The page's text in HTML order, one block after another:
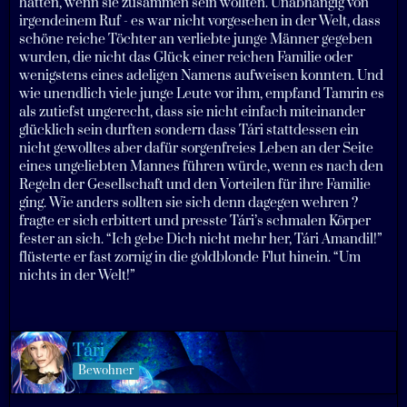
irgendeinem Ruf - es war nicht vorgesehen in der Welt, dass
schöne reiche Töchter an verliebte junge Männer gegeben
wurden, die nicht das Glück einer reichen Familie oder
wenigstens eines adeligen Namens aufweisen konnten. Und
wie unendlich viele junge Leute vor ihm, empfand Tamrin es
als zutiefst ungerecht, dass sie nicht einfach miteinander
glücklich sein durften sondern dass Tári stattdessen ein
nicht gewolltes aber dafür sorgenfreies Leben an der Seite
eines ungeliebten Mannes führen würde, wenn es nach den
Regeln der Gesellschaft und den Vorteilen für ihre Familie
ging. Wie anders sollten sie sich denn dagegen wehren ?
fragte er sich erbittert und presste Tári’s schmalen Körper
fester an sich. “Ich gebe Dich nicht mehr her, Tári Amandil!”
flüsterte er fast zornig in die goldblonde Flut hinein. “Um
nichts in der Welt!”
Tári
Bewohner